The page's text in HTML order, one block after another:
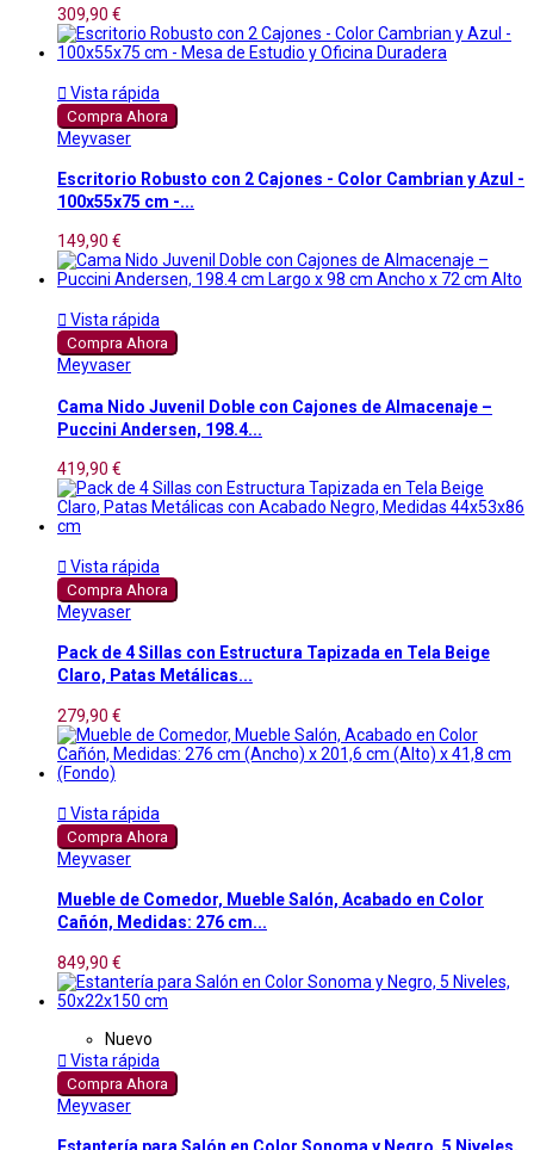
309,90 €
 Vista rápida
Compra Ahora
Meyvaser
Escritorio Robusto con 2 Cajones - Color Cambrian y Azul -
100x55x75 cm -...
149,90 €
 Vista rápida
Compra Ahora
Meyvaser
Cama Nido Juvenil Doble con Cajones de Almacenaje –
Puccini Andersen, 198.4...
419,90 €
 Vista rápida
Compra Ahora
Meyvaser
Pack de 4 Sillas con Estructura Tapizada en Tela Beige
Claro, Patas Metálicas...
279,90 €
 Vista rápida
Compra Ahora
Meyvaser
Mueble de Comedor, Mueble Salón, Acabado en Color
Cañón, Medidas: 276 cm...
849,90 €
Nuevo
 Vista rápida
Compra Ahora
Meyvaser